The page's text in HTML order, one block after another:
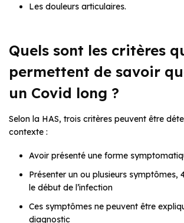
Les douleurs articulaires.
Quels sont les critères
permettent de savoir
un Covid long ?
Selon la HAS, trois critères peuvent être
contexte :
Avoir présenté une forme
Présenter un ou plusieurs symptômes,
le début de l’infection
Ces symptômes ne peuvent être
diagnostic